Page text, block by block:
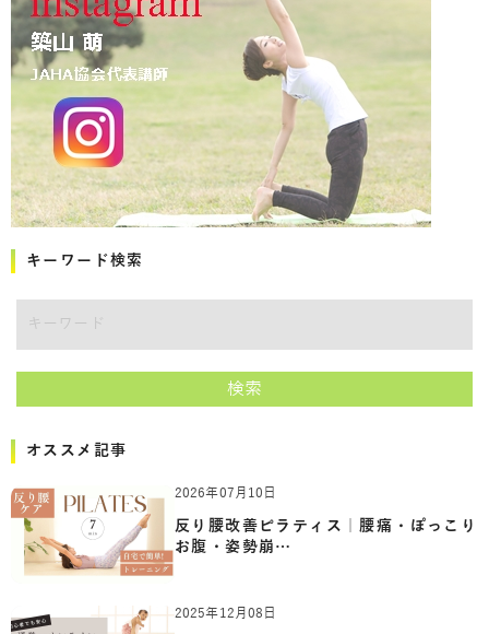
キーワード検索
検索
オススメ記事
2026年07月10日
反り腰改善ピラティス｜腰痛・ぽっこり
お腹・姿勢崩…
2025年12月08日